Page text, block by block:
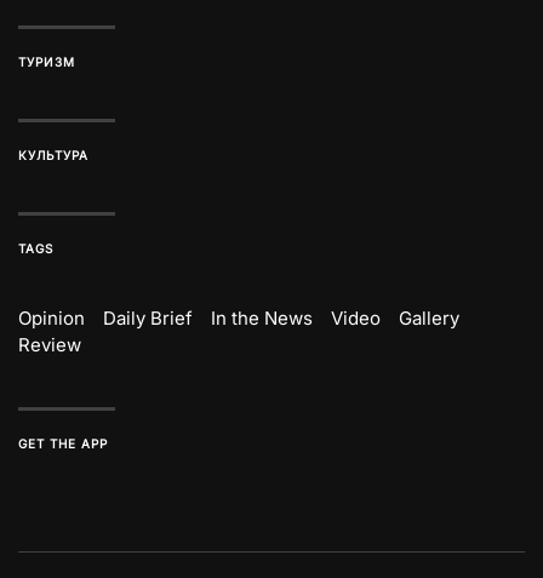
ТУРИЗМ
КУЛЬТУРА
TAGS
Opinion Daily Brief In the News Video
Gallery
Review
GET THE APP